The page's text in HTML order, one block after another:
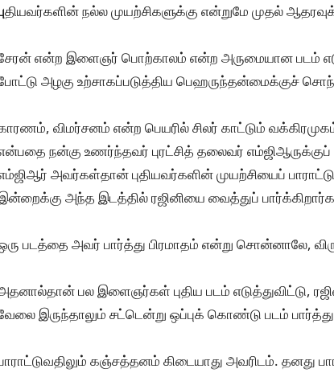
தியவர்களின் நல்ல முயற்சிகளுக்கு என்றுமே முதல்
என்ற இளைஞர் பொற்காலம் என்ற அருமையான படம்
அழகு உற்சாகப்படுத்திய பெஹருந்தன்மைக்குச்
விமர்சனம் என்ற பெயரில் சிலர் காட்டும்
நன்கு உணர்ந்தவர் புரட்சித் தலைவர்
அவர்கள்தான் புதியவர்களின் முயற்சியைப்
அந்த இடத்தில் ரஜினியை வைத்துப்
படத்தை அவர் பார்த்து பிரமாதம் என்று சொன்னாலே,
பல இளைஞர்கள் புதிய படம் எடுத்துவிட்டு,
இருந்தாலும் சட்டென்று ஒப்புக் கொண்டு படம்
கஞ்சத்தனம் கிடையாது அவரிடம். தனது